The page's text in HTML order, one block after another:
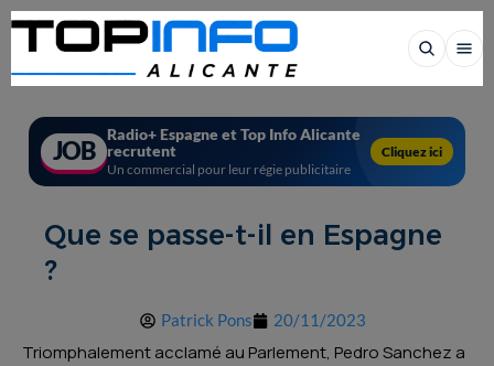
JOB
Radio+ Espagne et Top Info Alicante
recrutent
Un commercial pour leur régie publicitaire
Cliquez ici
Que se passe-t-il en Espagne
?
Patrick Pons 20/11/2023
Triomphalement acclamé au Parlement, Pedro Sanchez a